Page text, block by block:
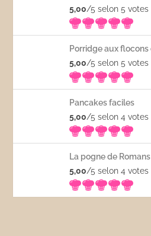
5,00/5 selon 5votes
5,00/5 selon 5votes
Pancakes faciles
5,00/5 selon 4votes
La pogne de Romans
5,00/5 selon 4votes